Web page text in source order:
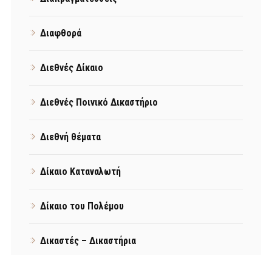
Διαφθορά
Διεθνές Δίκαιο
Διεθνές Ποινικό Δικαστήριο
Διεθνή θέματα
Δίκαιο Καταναλωτή
Δίκαιο του Πολέμου
Δικαστές – Δικαστήρια